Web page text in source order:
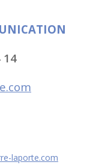
14
laporte.com